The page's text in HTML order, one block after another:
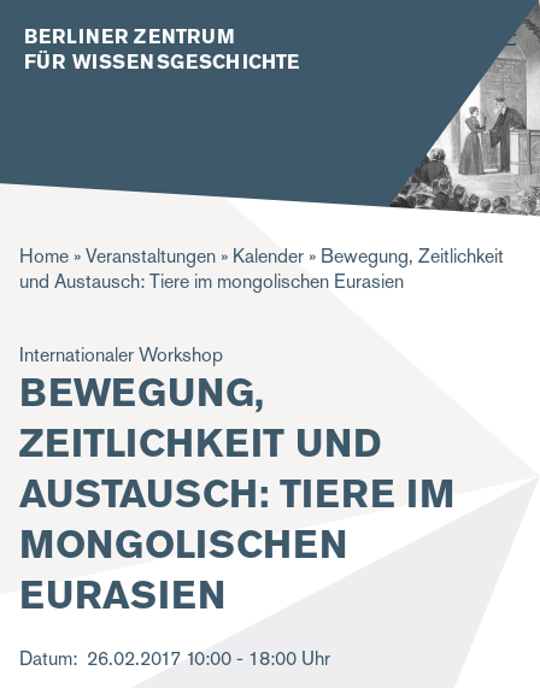
BERLINER ZENTRUM
FÜR WISSENSGESCHICHTE
P
f
a
d
n
a
v
i
g
a
t
Home Veranstaltungen Kalender
Bewegung, Zeitlichkeit
und Austausch: Tiere im mongolischen Eurasien
Internationaler Workshop
BEWEGUNG,
ZEITLICHKEIT UND
AUSTAUSCH: TIERE IM
MONGOLISCHEN
EURASIEN
Datum 26.02.2017 10:00 - 18:00 Uhr